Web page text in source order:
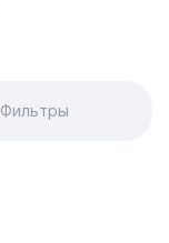
Фильтры